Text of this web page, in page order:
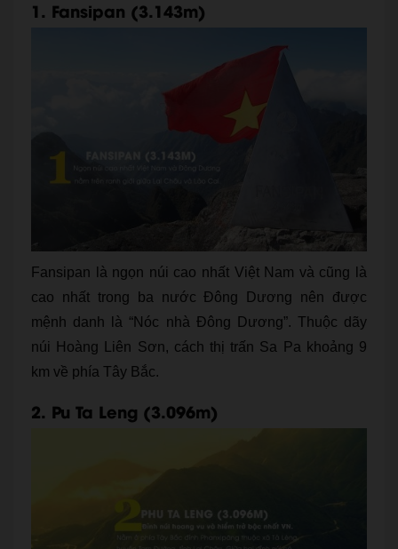
1. Fansipan (3.143m)
Fansipan là ngọn núi cao nhất Việt Nam và cũng là
cao nhất trong ba nước Đông Dương nên được
mệnh danh là “Nóc nhà Đông Dương”. Thuộc dãy
núi Hoàng Liên Sơn, cách thị trấn Sa Pa khoảng 9
km về phía Tây Bắc.
2. Pu Ta Leng (3.096m)